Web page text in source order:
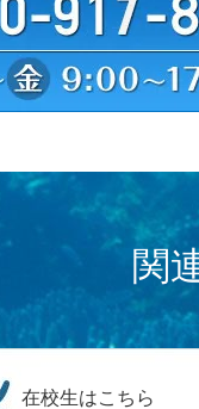
関
在校生はこちら